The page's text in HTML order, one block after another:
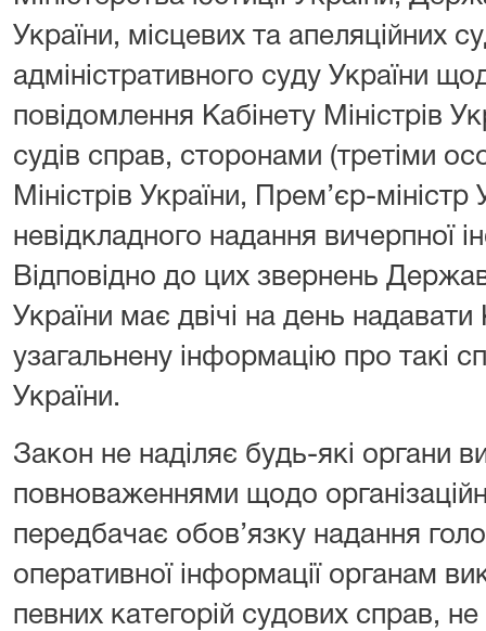
України, місцевих та апеляційних
адміністративного суду України
повідомлення Кабінету Міністрів
судів справ, сторонами (третіми
Міністрів України, Прем’єр-
невідкладного надання вичерпної
Відповідно до цих звернень
України має двічі на день надавати
узагальнену інформацію про такі
України.
Закон не наділяє будь-які органи
повноваженнями щодо
передбачає обов’язку надання
оперативної інформації органам
певних категорій судових справ,